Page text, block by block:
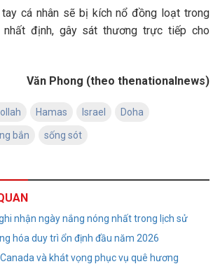
cá nhân sẽ bị kích nổ đồng loạt trong
nhất định, gây sát thương trực tiếp cho
Văn Phong (theo thenationalnews)
Hamas Israel Doha
bắn sống sót
nhận ngày nắng nóng nhất trong lịch sử
hóa duy trì ổn định đầu năm 2026
và khát vọng phục vụ quê hương